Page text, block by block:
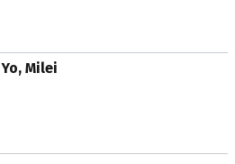
Yo, Milei